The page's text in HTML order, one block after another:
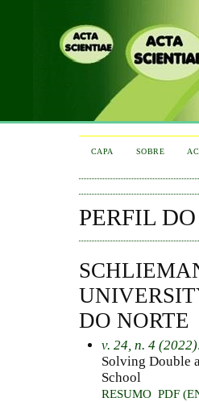
CAPA SOBRE
PERFIL
DO NORTE
v. 24, n. 4
Solving Double
School
RESUMO PDF